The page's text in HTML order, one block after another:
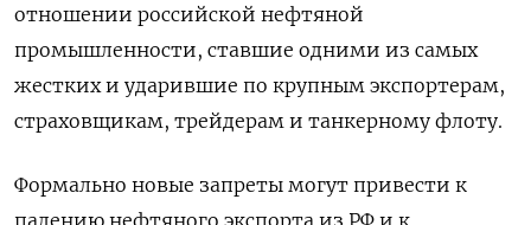
отношении российской нефтяной
промышленности, ставшие одними из самых
жестких и ударившие по крупным экспортерам,
страховщикам, трейдерам и танкерному флоту.
Формально новые запреты могут привести к
падению нефтяного экспорта из РФ и к